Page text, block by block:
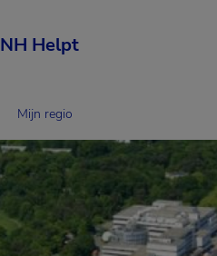
NH Helpt
Mijn regio